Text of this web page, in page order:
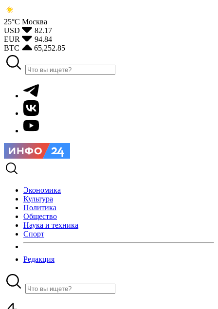
25°С Москва
USD
82.17
EUR
94.84
BTC
65,252.85
Экономика
Культура
Политика
Общество
Наука и техника
Спорт
Редакция